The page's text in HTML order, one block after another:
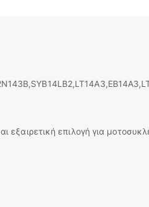
εξαιρετική επιλογή για